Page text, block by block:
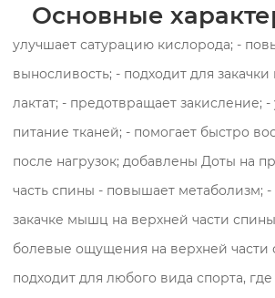
- подходит для закачки
- выводит лактат;
- предотвращает закисление;
- улучшает питание тканей;
- помогает быстро
после нагрузок;
добавлены Доты на пресс и
часть спины
- повышает метаболизм;
Основные
улучшает сатурацию кислорода; -
выносливость; - подходит для
лактат; - предотвращает закисление;
питание тканей; - помогает быстро
после нагрузок; добавлены Доты на
часть спины - повышает метаболизм; -
закачке мышц на верхней части
болевые ощущения на верхней части
подходит для любого вида спорта,